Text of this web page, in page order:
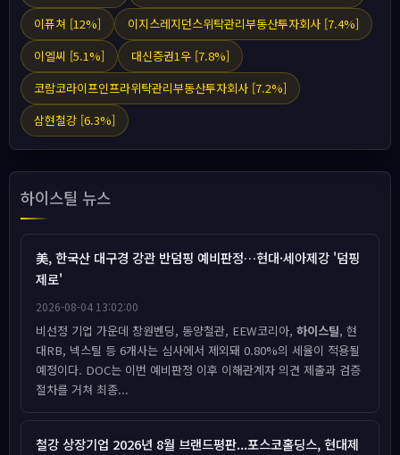
이퓨쳐 [12%]
이지스레지던스위탁관리부동산투자회사 [7.4%]
이엘씨 [5.1%]
대신증권1우 [7.8%]
코람코라이프인프라위탁관리부동산투자회사 [7.2%]
삼현철강 [6.3%]
하이스틸 뉴스
美, 한국산 대구경 강관 반덤핑 예비판정…현대·세아제강 '덤핑
제로'
2026-08-04 13:02:00
비선정 기업 가운데 창원벤딩, 동양철관, EEW코리아, 하이스틸, 현
대RB, 넥스틸 등 6개사는 심사에서 제외돼 0.80%의 세율이 적용될
예정이다. DOC는 이번 예비판정 이후 이해관계자 의견 제출과 검증
절차를 거쳐 최종...
철강 상장기업 2026년 8월 브랜드평판...포스코홀딩스, 현대제